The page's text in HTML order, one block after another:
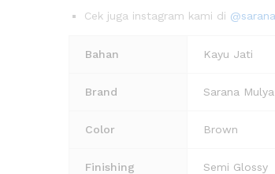
Cek juga instagram kami di
Bahan Kayu Jati
Brand Sarana Mulya
Color Brown
Finishing Semi Glossy